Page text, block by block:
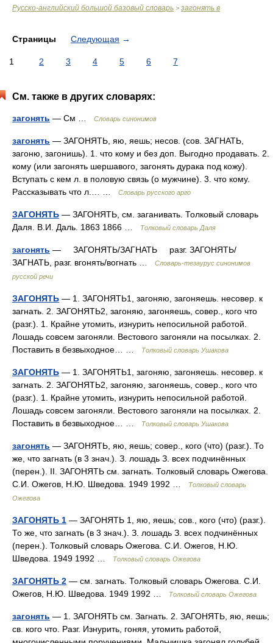
Русско-английский большой базовый словарь > загонять в
Страницы Следующая →
1 2 3 4 5 6 7
См. также в других словарях:
загонять — См … Словарь синонимов
загонять — ЗАГОНЯТЬ, яю, яешь; несов. (сов. ЗАГНАТЬ,
загоню, загонишь). 1. что кому и без доп. Выгодно продавать. 2.
кому (или загонять шершавого, загонять дурака под кожу).
Вступать с кем л. в половую связь (о мужчине). 3. что кому.
Рассказывать что л.… …
Словарь русского арго
ЗАГОНЯТЬ — ЗАГОНЯТЬ, см. заганивать. Толковый словарь
Даля. В.И. Даль. 1863 1866 …
Толковый словарь Даля
загонять — ЗАГОНЯТЬ/ЗАГНАТЬ разг. ЗАГОНЯТЬ/
ЗАГНАТЬ, разг. вгонять/вогнать …
Словарь-тезаурус синонимов
русской речи
ЗАГОНЯТЬ — 1. ЗАГОНЯТЬ1, загоняю, загоняешь. несовер. к
загнать. 2. ЗАГОНЯТЬ2, загоняю, загоняешь, совер., кого что
(разг.). 1. Крайне утомить, изнурить непосильной работой.
Лошадь совсем загоняли. Вестового загоняли на посылках. 2.
Поставить в безвыходное… …
Толковый словарь Ушакова
ЗАГОНЯТЬ — 1. ЗАГОНЯТЬ1, загоняю, загоняешь. несовер. к
загнать. 2. ЗАГОНЯТЬ2, загоняю, загоняешь, совер., кого что
(разг.). 1. Крайне утомить, изнурить непосильной работой.
Лошадь совсем загоняли. Вестового загоняли на посылках. 2.
Поставить в безвыходное… …
Толковый словарь Ушакова
загонять — ЗАГОНЯТЬ, яю, яешь; совер., кого (что) (разг.). То
же, что загнать (в 3 знач.). З. лошадь З. всех подчинённых
(перен.). II. ЗАГОНЯТЬ см. загнать. Толковый словарь Ожегова.
С.И. Ожегов, Н.Ю. Шведова. 1949 1992 …
Толковый словарь
Ожегова
ЗАГОНЯТЬ 1 — ЗАГОНЯТЬ 1, яю, яешь; сов., кого (что) (разг.).
То же, что загнать (в 3 знач.). З. лошадь З. всех подчинённых
(перен.). Толковый словарь Ожегова. С.И. Ожегов, Н.Ю.
Шведова. 1949 1992 …
Толковый словарь Ожегова
ЗАГОНЯТЬ 2 — см. загнать. Толковый словарь Ожегова. С.И.
Ожегов, Н.Ю. Шведова. 1949 1992 …
Толковый словарь Ожегова
загонять — 1. ЗАГОНЯТЬ см. Загнать. 2. ЗАГОНЯТЬ, яю, яешь;
св. кого что. Разг. Изнурить, гоняя, утомить работой,